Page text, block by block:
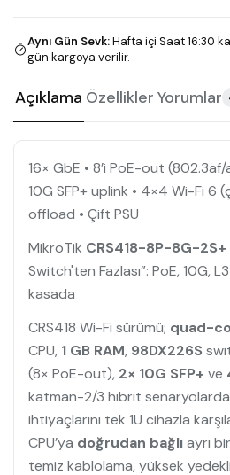
Aynı Gün Sevk:Hafta içi Saat 16:30
gün kargoya verilir.
Açıklama Özellikler Yorumlar
16× GbE • 8’i PoE-out
10G SFP+ uplink • 4×4 Wi-Fi 6
offload • Çift PSU
MikroTik CRS418-8P-8G-
Switch'ten Fazlası”: PoE, 10G,
kasada
CRS418 Wi-Fi sürümü; quad-
CPU, 1 GB RAM, 98DX226S
(8× PoE-out), 2× 10G SFP+ ve
katman-2/3 hibrit
ihtiyaçlarını tek 1U cihazla
CPU’ya doğrudan bağlıayrı
temiz kablolama, yüksek